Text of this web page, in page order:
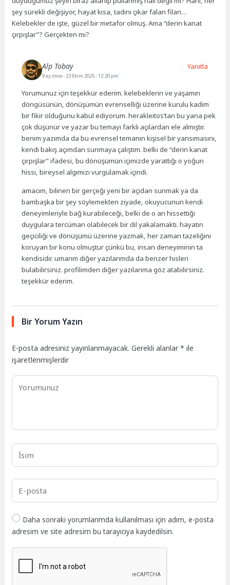
şey sürekli değişiyor, hayat kısa, tadını çıkar falan filan…
Kelebekler de işte, güzel bir metafor olmuş. Ama “derin kanat
çırpışlar”? Gerçekten mi?
Alp Tobay
9 ay önce- 23 Ekim 2025 - 12:20 pm
Yorumunuz için teşekkür ederim. kelebeklerin ve yaşamın
döngüsünün, dönüşümün evrenselliği üzerine kurulu kadim
bir fikir olduğunu kabul ediyorum. herakleitos’tan bu yana pek
çok düşünür ve yazar bu temayı farklı açılardan ele almıştır.
benim yazımda da bu evrensel temanın kişisel bir yansımasını,
kendi bakış açımdan sunmaya çalıştım. belki de “derin kanat
çırpışlar” ifadesi, bu dönüşümün içimizde yarattığı o yoğun
hissi, bireysel algımızı vurgulamak içindi.
amacım, bilinen bir gerçeği yeni bir açıdan sunmak ya da
bambaşka bir şey söylemekten ziyade, okuyucunun kendi
deneyimleriyle bağ kurabileceği, belki de o an hissettiği
duygulara tercüman olabilecek bir dil yakalamaktı. hayatın
geçiciliği ve dönüşümü üzerine yazmak, her zaman tazeliğini
koruyan bir konu olmuştur çünkü bu, insan deneyiminin ta
kendisidir. umarım diğer yazılarımda da benzer hisleri
bulabilirsiniz. profilimden diğer yazılarıma göz atabilirsiniz.
teşekkür ederim.
Yanıtla
Bir Yorum Yazın
E-posta adresiniz yayınlanmayacak. Gerekli alanlar* ile
işaretlenmişlerdir
Daha sonraki yorumlarımda kullanılması için adım, e-posta
adresim ve site adresim bu tarayıcıya kaydedilsin.